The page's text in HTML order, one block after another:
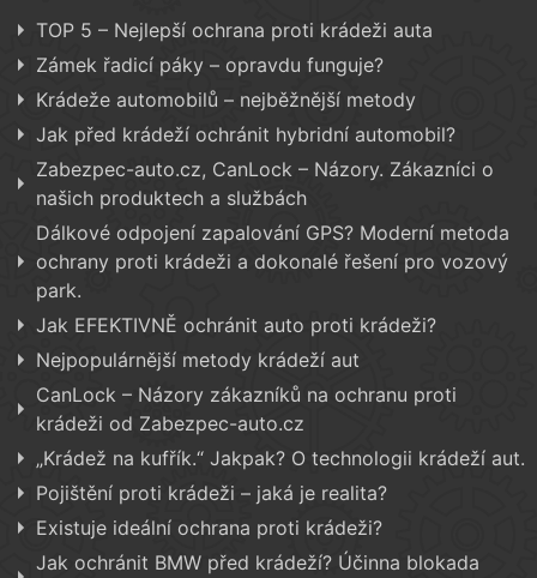
TOP 5 – Nejlepší ochrana proti krádeži auta
Zámek řadicí páky – opravdu funguje?
Krádeže automobilů – nejběžnější metody
Jak před krádeží ochránit hybridní automobil?
Zabezpec-auto.cz, CanLock – Názory. Zákazníci o
našich produktech a službách
Dálkové odpojení zapalování GPS? Moderní metoda
ochrany proti krádeži a dokonalé řešení pro vozový
park.
Jak EFEKTIVNĚ ochránit auto proti krádeži?
Nejpopulárnější metody krádeží aut
CanLock – Názory zákazníků na ochranu proti
krádeži od Zabezpec-auto.cz
„Krádež na kufřík.“ Jakpak? O technologii krádeží aut.
Pojištění proti krádeži – jaká je realita?
Existuje ideální ochrana proti krádeži?
Jak ochránit BMW před krádeží? Účinna blokada